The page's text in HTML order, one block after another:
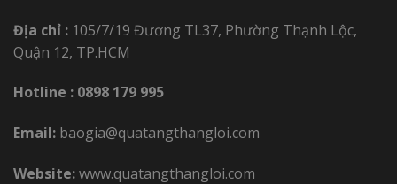
Địa chỉ : 105/7/19 Đương TL37, Phường Thạnh Lộc,
Quận 12, TP.HCM
Hotline : 0898 179 995
Email: baogia@quatangthangloi.com
Website:www.quatangthangloi.com